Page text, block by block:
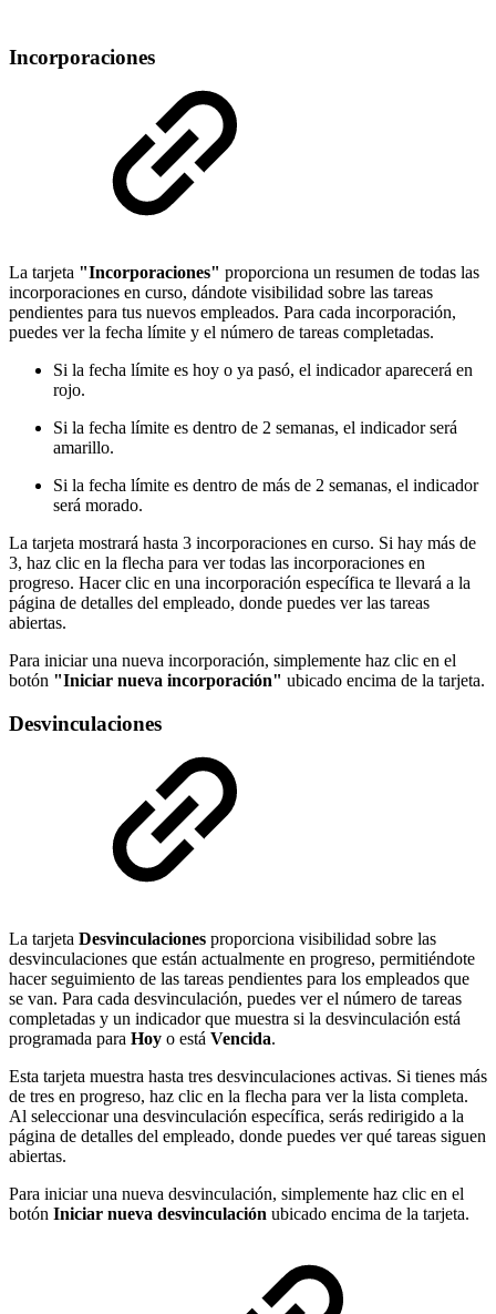
Incorporaciones
La tarjeta "Incorporaciones" proporciona un resumen de todas las
incorporaciones en curso, dándote visibilidad sobre las tareas
pendientes para tus nuevos empleados. Para cada incorporación,
puedes ver la fecha límite y el número de tareas completadas.
Si la fecha límite es hoy o ya pasó, el indicador aparecerá en
rojo.
Si la fecha límite es dentro de 2 semanas, el indicador será
amarillo.
Si la fecha límite es dentro de más de 2 semanas, el indicador
será morado.
La tarjeta mostrará hasta 3 incorporaciones en curso. Si hay más de
3, haz clic en la flecha para ver todas las incorporaciones en
progreso. Hacer clic en una incorporación específica te llevará a la
página de detalles del empleado, donde puedes ver las tareas
abiertas.
Para iniciar una nueva incorporación, simplemente haz clic en el
botón "Iniciar nueva incorporación" ubicado encima de la tarjeta.
Desvinculaciones
La tarjeta Desvinculaciones proporciona visibilidad sobre las
desvinculaciones que están actualmente en progreso, permitiéndote
hacer seguimiento de las tareas pendientes para los empleados que
se van. Para cada desvinculación, puedes ver el número de tareas
completadas y un indicador que muestra si la desvinculación está
programada para Hoy o está Vencida.
Esta tarjeta muestra hasta tres desvinculaciones activas. Si tienes más
de tres en progreso, haz clic en la flecha para ver la lista completa.
Al seleccionar una desvinculación específica, serás redirigido a la
página de detalles del empleado, donde puedes ver qué tareas siguen
abiertas.
Para iniciar una nueva desvinculación, simplemente haz clic en el
botón Iniciar nueva desvinculación ubicado encima de la tarjeta.